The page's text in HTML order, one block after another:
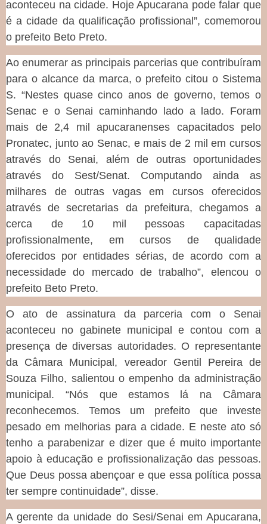
aconteceu na cidade. Hoje Apucarana pode falar que
é a cidade da qualificação profissional”, comemorou
o prefeito Beto Preto.
Ao enumerar as principais parcerias que contribuíram
para o alcance da marca, o prefeito citou o Sistema
S. “Nestes quase cinco anos de governo, temos o
Senac e o Senai caminhando lado a lado. Foram
mais de 2,4 mil apucaranenses capacitados pelo
Pronatec, junto ao Senac, e mais de 2 mil em cursos
através do Senai, além de outras oportunidades
através do Sest/Senat. Computando ainda as
milhares de outras vagas em cursos oferecidos
através de secretarias da prefeitura, chegamos a
cerca de 10 mil pessoas capacitadas
profissionalmente, em cursos de qualidade
oferecidos por entidades sérias, de acordo com a
necessidade do mercado de trabalho”, elencou o
prefeito Beto Preto.
O ato de assinatura da parceria com o Senai
aconteceu no gabinete municipal e contou com a
presença de diversas autoridades. O representante
da Câmara Municipal, vereador Gentil Pereira de
Souza Filho, salientou o empenho da administração
municipal. “Nós que estamos lá na Câmara
reconhecemos. Temos um prefeito que investe
pesado em melhorias para a cidade. E neste ato só
tenho a parabenizar e dizer que é muito importante
apoio à educação e profissionalização das pessoas.
Que Deus possa abençoar e que essa política possa
ter sempre continuidade”, disse.
A gerente da unidade do Sesi/Senai em Apucarana,